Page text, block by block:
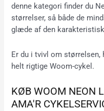
denne kategori finder du
størrelser, så både de
glæde af den
Er du i tvivl om
helt rigtige Woom-cykel.
KØB WOOM NEON
AMA'R